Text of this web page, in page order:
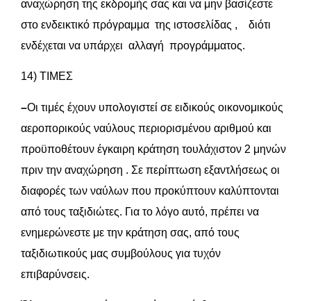
αναχώρηση της εκδρομής σας και να μην βασίζεστε
στο ενδεικτικό πρόγραμμα της ιστοσελίδας , διότι
ενδέχεται να υπάρχει αλλαγή προγράμματος.
14) ΤΙΜΕΣ
–Οι τιμές έχουν υπολογιστεί σε ειδικούς οικονομικούς
αεροπορικούς ναύλους περιορισμένου αριθμού και
προϋποθέτουν έγκαιρη κράτηση τουλάχιστον 2 μηνών
πριν την αναχώρηση . Σε περίπτωση εξαντλήσεως οι
διαφορές των ναύλων που προκύπτουν καλύπτονται
από τους ταξιδιώτες. Για το λόγο αυτό, πρέπει να
ενημερώνεστε με την κράτηση σας, από τους
ταξιδιωτικούς μας συμβούλους για τυχόν
επιβαρύνσεις.